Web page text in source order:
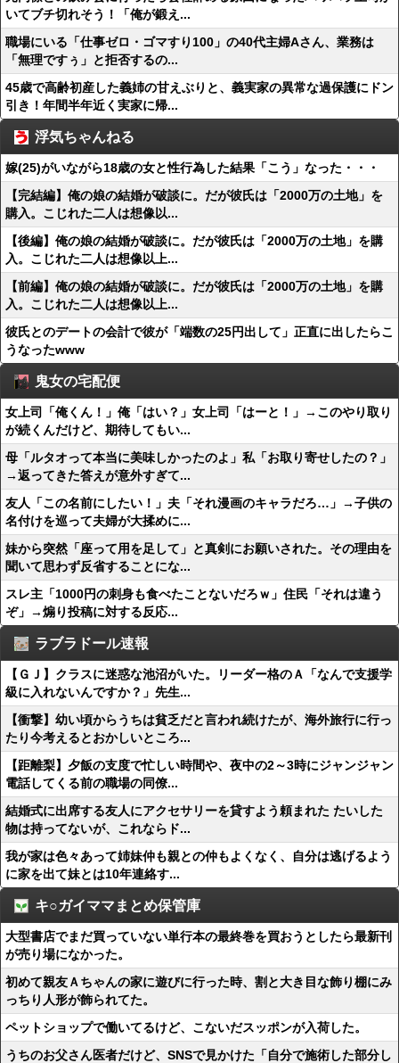
いてブチ切れそう！「俺が鍛え...
職場にいる「仕事ゼロ・ゴマすり100」の40代主婦Aさん、業務は
「無理ですぅ」と拒否するの...
45歳で高齢初産した義姉の甘えぶりと、義実家の異常な過保護にドン
引き！年間半年近く実家に帰...
浮気ちゃんねる
嫁(25)がいながら18歳の女と性行為した結果「こう」なった・・・
【完結編】俺の娘の結婚が破談に。だが彼氏は「2000万の土地」を
購入。こじれた二人は想像以...
【後編】俺の娘の結婚が破談に。だが彼氏は「2000万の土地」を購
入。こじれた二人は想像以上...
【前編】俺の娘の結婚が破談に。だが彼氏は「2000万の土地」を購
入。こじれた二人は想像以上...
彼氏とのデートの会計で彼が「端数の25円出して」正直に出したらこ
うなったwww
鬼女の宅配便
女上司「俺くん！」俺「はい？」女上司「はーと！」→このやり取り
が続くんだけど、期待してもい...
母「ルタオって本当に美味しかったのよ」私「お取り寄せしたの？」
→返ってきた答えが意外すぎて...
友人「この名前にしたい！」夫「それ漫画のキャラだろ…」→子供の
名付けを巡って夫婦が大揉めに...
妹から突然「座って用を足して」と真剣にお願いされた。その理由を
聞いて思わず反省することにな...
スレ主「1000円の刺身も食べたことないだろｗ」住民「それは違う
ぞ」→煽り投稿に対する反応...
ラブラドール速報
【ＧＪ】クラスに迷惑な池沼がいた。リーダー格のＡ「なんで支援学
級に入れないんですか？」先生...
【衝撃】幼い頃からうちは貧乏だと言われ続けたが、海外旅行に行っ
たり今考えるとおかしいところ...
【距離梨】夕飯の支度で忙しい時間や、夜中の2～3時にジャンジャン
電話してくる前の職場の同僚...
結婚式に出席する友人にアクセサリーを貸すよう頼まれた たいした
物は持ってないが、これならド...
我が家は色々あって姉妹仲も親との仲もよくなく、自分は逃げるよう
に家を出て妹とは10年連絡す...
キ○ガイママまとめ保管庫
大型書店でまだ買っていない単行本の最終巻を買おうとしたら最新刊
が売り場になかった。
初めて親友Ａちゃんの家に遊びに行った時、割と大き目な飾り棚にみ
っちり人形が飾られてた。
ペットショップで働いてるけど、こないだスッポンが入荷した。
うちのお父さん医者だけど、SNSで見かけた「自分で施術した部分し